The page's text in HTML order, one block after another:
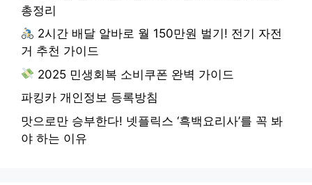
총정리
2시간 배달 알바로 월 150만원 벌기! 전기 자전
거 추천 가이드
2025 민생회복 소비쿠폰 완벽 가이드
파킹카 개인정보 등록방침
맛으로만 승부한다! 넷플릭스 ‘흑백요리사’를 꼭 봐
야 하는 이유